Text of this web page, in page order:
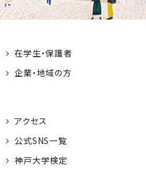
在学生・保護者
企業・地域の方
アクセス
公式SNS一覧
神戸大学検定